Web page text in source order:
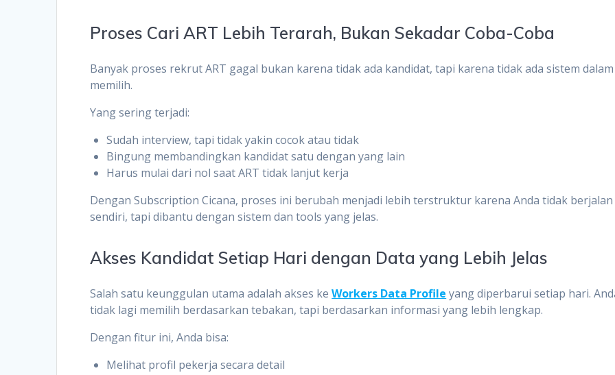
Proses Cari ART Lebih Terarah, Bukan Sekadar Coba-Coba
Banyak proses rekrut ART gagal bukan karena tidak ada kandidat, tapi karena tidak ada sistem dalam
memilih.
Yang sering terjadi:
Sudah interview, tapi tidak yakin cocok atau tidak
Bingung membandingkan kandidat satu dengan yang lain
Harus mulai dari nol saat ART tidak lanjut kerja
Dengan Subscription Cicana, proses ini berubah menjadi lebih terstruktur karena Anda tidak berjalan
sendiri, tapi dibantu dengan sistem dan tools yang jelas.
Akses Kandidat Setiap Hari dengan Data yang Lebih Jelas
Salah satu keunggulan utama adalah akses keWorkers Data Profile yang diperbarui setiap hari.
tidak lagi memilih berdasarkan tebakan, tapi berdasarkan informasi yang lebih lengkap.
Dengan fitur ini, Anda bisa:
Melihat profil pekerja secara detail